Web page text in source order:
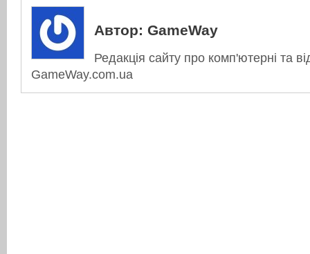
Автор: GameWay
Редакція сайту про комп'ютерні та
GameWay.com.ua